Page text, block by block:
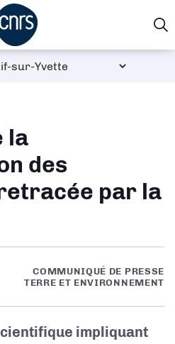
la
des
par la
COMMUNIQUÉ DE PRESSE
TERRE ET ENVIRONNEMENT
impliquant